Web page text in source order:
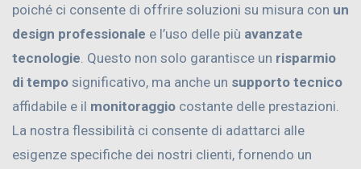
poiché ci consente di offrire soluzioni su misura con un
design professionale e l’uso delle più avanzate
tecnologie . Questo non solo garantisce un risparmio
di tempo significativo, ma anche un supporto tecnico
affidabile e il monitoraggio costante delle prestazioni.
La nostra flessibilità ci consente di adattarci alle
esigenze specifiche dei nostri clienti, fornendo un